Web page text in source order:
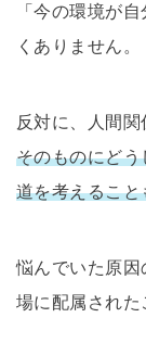
「今の環境が
くありません。
反対に、人間関
そのものにど
道を考えるこ
悩んでいた原
場に配属された